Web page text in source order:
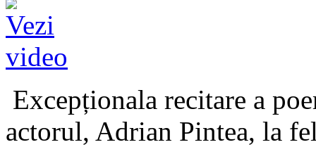
Excepționala recitare a
actorul, Adrian Pintea, la